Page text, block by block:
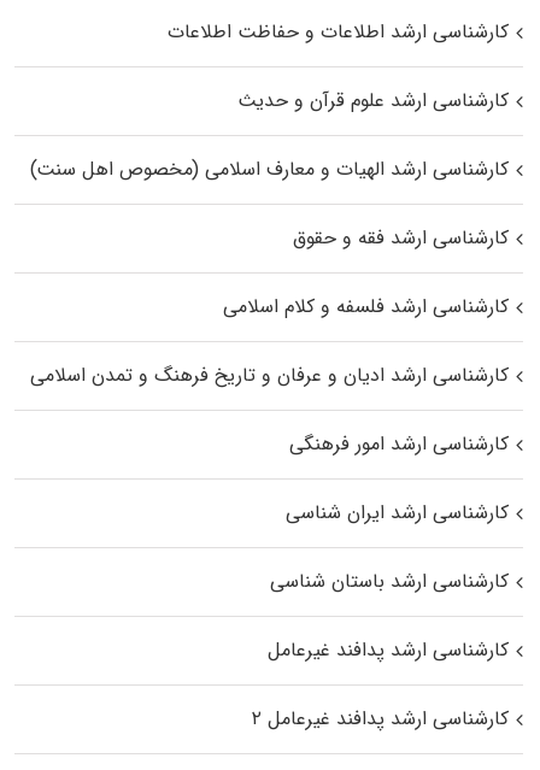
کارشناسی ارشد اطلاعات و حفاظت اطلاعات
کارشناسی ارشد علوم قرآن و حدیث
کارشناسی ارشد الهیات و معارف اسلامی (مخصوص اهل سنت)
کارشناسی ارشد فقه و حقوق
کارشناسی ارشد فلسفه و کلام اسلامی
کارشناسی ارشد ادیان و عرفان و تاریخ فرهنگ و تمدن اسلامی
کارشناسی ارشد امور فرهنگی
کارشناسی ارشد ایران شناسی
کارشناسی ارشد باستان شناسی
کارشناسی ارشد پدافند غیرعامل
کارشناسی ارشد پدافند غیرعامل ۲